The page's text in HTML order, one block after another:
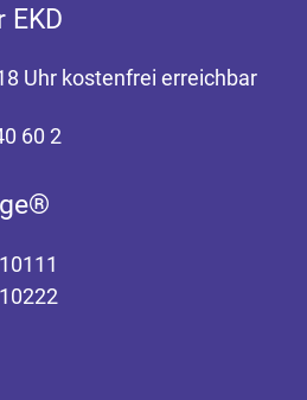
EKD
Uhr kostenfrei erreichbar
60 2